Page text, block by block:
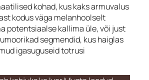
kohad, kus kaks armuvalus
kodus väga melanhoolselt
potentsiaalse kallima üle, või just
segmendid, kus haiglas
igasuguseid totrusi